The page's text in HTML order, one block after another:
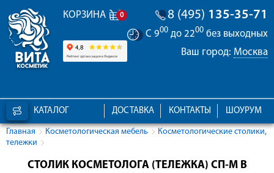
КОРЗИНА 0 8 (495) 135-35-71
С 900 до 2200 без выходных
Ваш город: Москва
КАТАЛОГ ШОУРУМ
КОНТАКТЫ
ДОСТАВКА
Главная Косметологическая мебель
Косметологические столики,
тележки
СТОЛИК КОСМЕТОЛОГА (ТЕЛЕЖКА) СП-М В